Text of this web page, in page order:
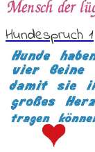
Hundespruch 1